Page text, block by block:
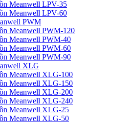
Meanwell LPV-35
Meanwell LPV-60
PWM
Meanwell PWM-120
Meanwell PWM-40
Meanwell PWM-60
Meanwell PWM-90
XLG
Meanwell XLG-100
Meanwell XLG-150
Meanwell XLG-200
Meanwell XLG-240
Meanwell XLG-25
Meanwell XLG-50